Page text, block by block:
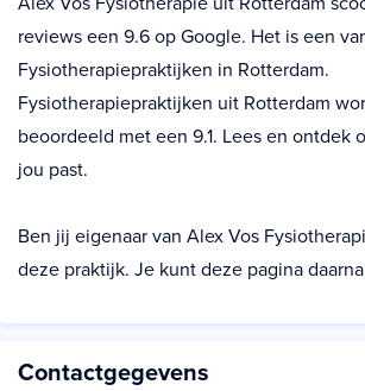
reviews een 9.6 op Google. Het is een
Fysiotherapiepraktijken in Rotterdam.
Fysiotherapiepraktijken uit Rotterdam
beoordeeld met een 9.1. Lees en ontdek
jou past.
Ben jij eigenaar van Alex Vos
deze praktijk. Je kunt deze pagina
Contactgegevens